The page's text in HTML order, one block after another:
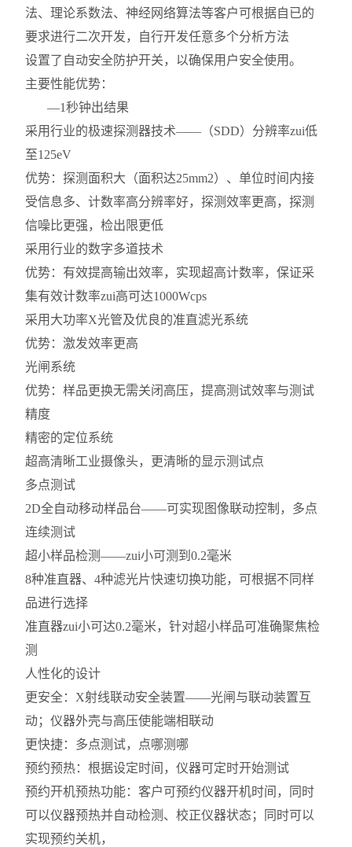
法、理论系数法、神经网络算法等客户可根据自已的
要求进行二次开发，自行开发任意多个分析方法
设置了自动安全防护开关，以确保用户安全使用。
主要性能优势：
—1秒钟出结果
采用行业的极速探测器技术——（SDD）分辨率zui低
至125eV
优势：探测面积大（面积达25mm2）、单位时间内接
受信息多、计数率高分辨率好，探测效率更高，探测
信噪比更强，检出限更低
采用行业的数字多道技术
优势：有效提高输出效率，实现超高计数率，保证采
集有效计数率zui高可达1000Wcps
采用大功率X光管及优良的准直滤光系统
优势：激发效率更高
光闸系统
优势：样品更换无需关闭高压，提高测试效率与测试
精度
精密的定位系统
超高清晰工业摄像头，更清晰的显示测试点
多点测试
2D全自动移动样品台——可实现图像联动控制，多点
连续测试
超小样品检测——zui小可测到0.2毫米
8种准直器、4种滤光片快速切换功能，可根据不同样
品进行选择
准直器zui小可达0.2毫米，针对超小样品可准确聚焦检
测
人性化的设计
更安全：X射线联动安全装置——光闸与联动装置互
动；仪器外壳与高压使能端相联动
更快捷：多点测试，点哪测哪
预约预热：根据设定时间，仪器可定时开始测试
预约开机预热功能：客户可预约仪器开机时间，同时
可以仪器预热并自动检测、校正仪器状态；同时可以
实现预约关机，